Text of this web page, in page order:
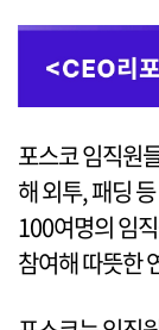
포스코 임직원
해 외투, 패딩
100여명의 임
참여해 따뜻한